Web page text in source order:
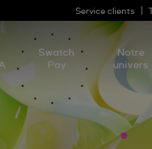
Service clients
Swatch
Pay
Notre
univers